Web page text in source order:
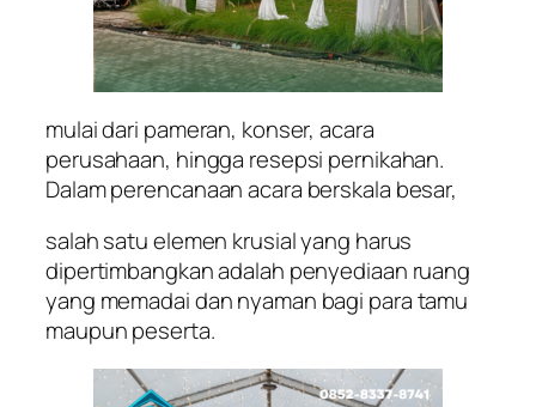
mulai dari pameran, konser, acara
perusahaan, hingga resepsi pernikahan.
Dalam perencanaan acara berskala besar,
salah satu elemen krusial yang harus
dipertimbangkan adalah penyediaan ruang
yang memadai dan nyaman bagi para tamu
maupun peserta.